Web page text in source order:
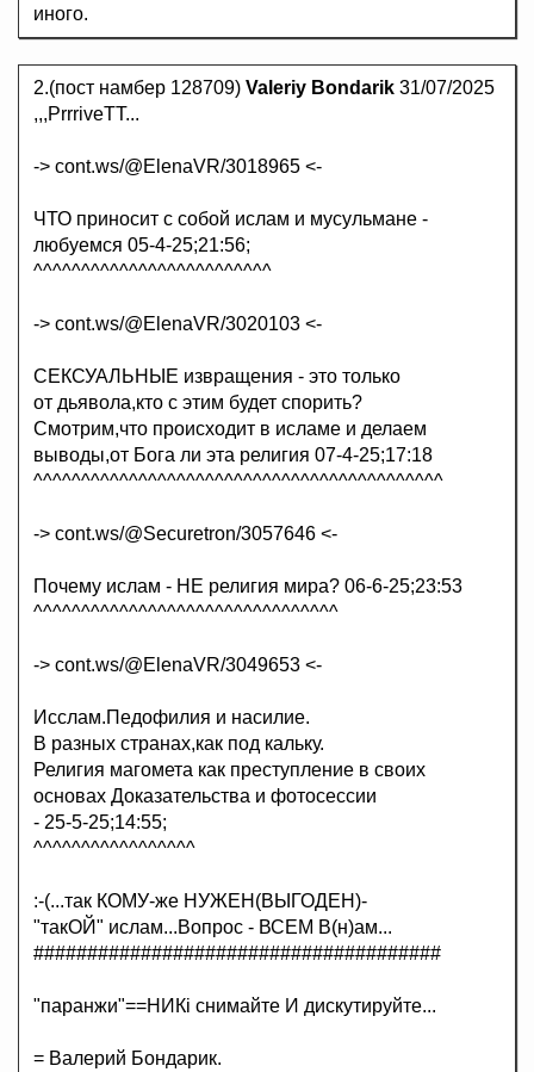
иного.
2.(пост намбер 128709) Valeriy Bondarik 31/07/2025
,,,PrrriveTT...
-> cont.ws/@ElenaVR/3018965 <-
ЧТО приносит с собой ислам и мусульмане -
любуемся 05-4-25;21:56;
^^^^^^^^^^^^^^^^^^^^^^^^^
-> cont.ws/@ElenaVR/3020103 <-
СЕКСУАЛЬНЫЕ извращения - это только
от дьявола,кто с этим будет спорить?
Смотрим,что происходит в исламе и делаем
выводы,от Бога ли эта религия 07-4-25;17:18
^^^^^^^^^^^^^^^^^^^^^^^^^^^^^^^^^^^^^^^^^^^
-> cont.ws/@Securetron/3057646 <-
Почему ислам - НЕ религия мира? 06-6-25;23:53
^^^^^^^^^^^^^^^^^^^^^^^^^^^^^^^^
-> cont.ws/@ElenaVR/3049653 <-
Исслам.Педофилия и насилие.
В разных странах,как под кальку.
Религия магомета как преступление в своих
основах Доказательства и фотосессии
- 25-5-25;14:55;
^^^^^^^^^^^^^^^^^
:-(...так КОМУ-же НУЖЕН(ВЫГОДЕН)-
"такОЙ" ислам...Вопрос - ВСЕМ В(н)ам...
######################################
"паранжи"==НИКi снимайте И дискутируйте...
= Валерий Бондарик.